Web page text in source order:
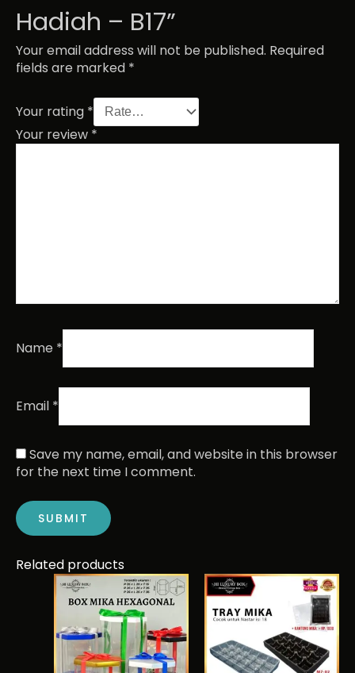
Hadiah – B17”
Your email address will not be published. Required
fields are marked *
Your rating *
Your review *
Name *
Email *
Save my name, email, and website in this browser
for the next time I comment.
Related products
Price
range:
Rp38.365
through
Rp56.555
This
product
has
multiple
variants.
The
This
product
has
multiple
variants.
The